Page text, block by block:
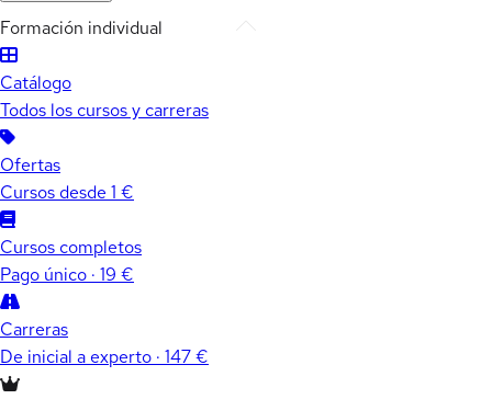
Formación individual
Catálogo
Todos los cursos y carreras
Ofertas
Cursos desde 1 €
Cursos completos
Pago único · 19 €
Carreras
De inicial a experto · 147 €